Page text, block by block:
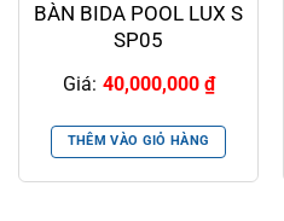
BÀN BIDA POOL LUX S
SP05
Giá: 40,000,000 ₫
THÊM VÀO GIỎ HÀNG